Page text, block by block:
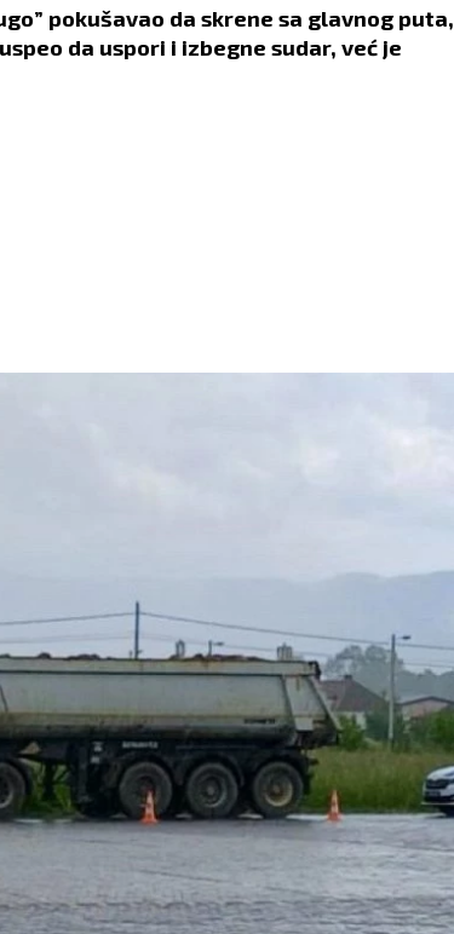
pokušavao da skrene sa glavnog puta,
da uspori i izbegne sudar, već je